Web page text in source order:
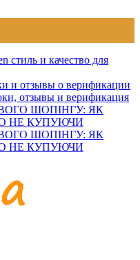
стиль и качество для
и отзывы о верификации
отзывы и верификация
ШОПІНГУ: ЯК
НЕ КУПУЮЧИ
ШОПІНГУ: ЯК
НЕ КУПУЮЧИ